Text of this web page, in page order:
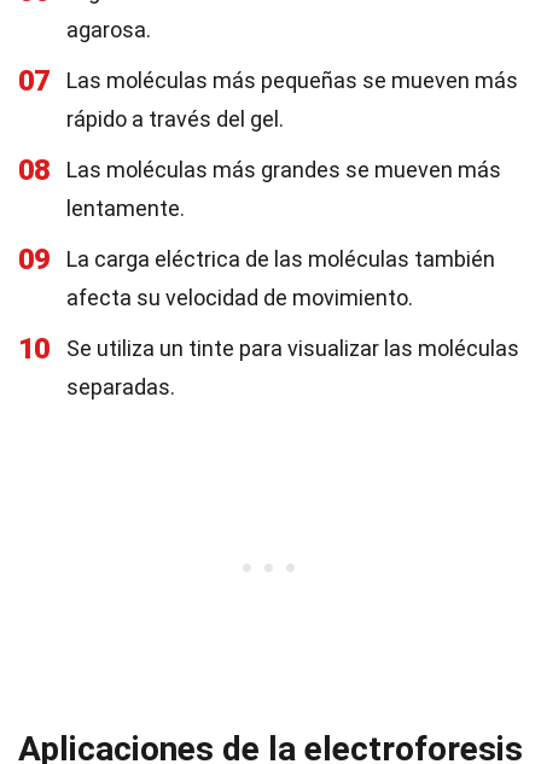
agarosa.
07
Las moléculas más pequeñas se mueven más
rápido a través del gel.
08
Las moléculas más grandes se mueven más
lentamente.
09
La carga eléctrica de las moléculas también
afecta su velocidad de movimiento.
10
Se utiliza un tinte para visualizar las moléculas
separadas.
Aplicaciones de la electroforesis